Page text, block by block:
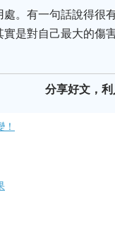
。有一句話說得很
是對自己最大的傷
分享好文，